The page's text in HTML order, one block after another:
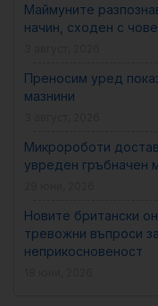
Маймуните
начин, сходен с
Преносим уред
мазнини
Микророботи
увреден гръбначен
Новите британски
тревожни въпроси
неприкосновеност